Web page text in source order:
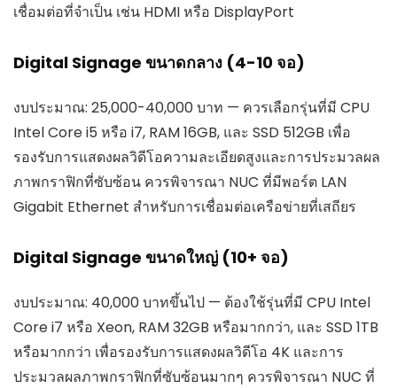
เชื่อมต่อที่จำเป็น เช่น HDMI หรือ DisplayPort
Digital Signage ขนาดกลาง (4-10 จอ)
งบประมาณ: 25,000-40,000 บาท — ควรเลือกรุ่นที่มี CPU
Intel Core i5 หรือ i7, RAM 16GB, และ SSD 512GB เพื่อ
รองรับการแสดงผลวิดีโอความละเอียดสูงและการประมวลผล
ภาพกราฟิกที่ซับซ้อน ควรพิจารณา NUC ที่มีพอร์ต LAN
Gigabit Ethernet สำหรับการเชื่อมต่อเครือข่ายที่เสถียร
Digital Signage ขนาดใหญ่ (10+ จอ)
งบประมาณ: 40,000 บาทขึ้นไป — ต้องใช้รุ่นที่มี CPU Intel
Core i7 หรือ Xeon, RAM 32GB หรือมากกว่า, และ SSD 1TB
หรือมากกว่า เพื่อรองรับการแสดงผลวิดีโอ 4K และการ
ประมวลผลภาพกราฟิกที่ซับซ้อนมากๆ ควรพิจารณา NUC ที่